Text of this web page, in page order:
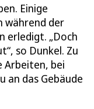
Einige
während der
erledigt. „Doch
so Dunkel. Zu
Arbeiten, bei
an das Gebäude